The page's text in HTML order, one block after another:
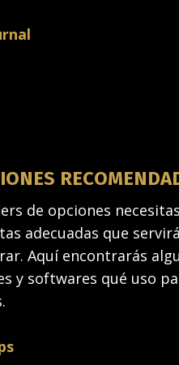
de opciones
adecuadas que
Aquí encontrarás
y softwares qué uso